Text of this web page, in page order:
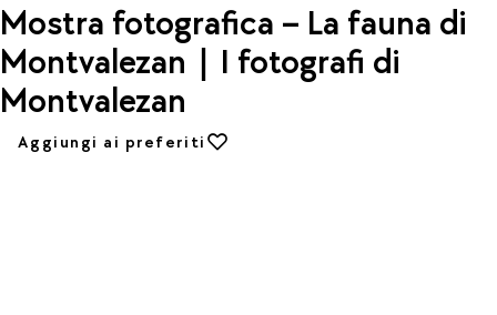
Mostra fotografica – La fauna di
Montvalezan | I fotografi di
Montvalezan
Aggiungi ai preferiti
Aggiungi ai preferiti